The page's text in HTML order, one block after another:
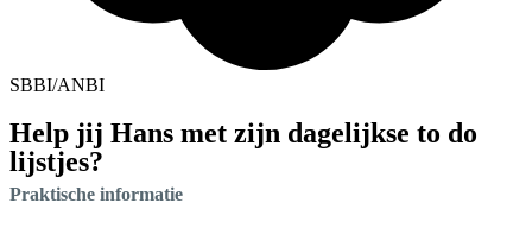
SBBI/ANBI
Help jij Hans met zijn dagelijkse to do
lijstjes?
Praktische informatie